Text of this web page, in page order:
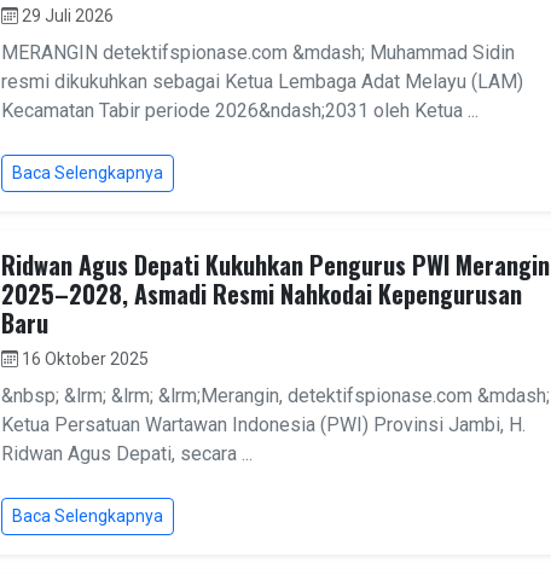
29 Juli 2026
MERANGIN detektifspionase.com &mdash; Muhammad Sidin
resmi dikukuhkan sebagai Ketua Lembaga Adat Melayu (LAM)
Kecamatan Tabir periode 2026&ndash;2031 oleh Ketua ...
Baca Selengkapnya
Ridwan Agus Depati Kukuhkan Pengurus PWI Merangin
2025–2028, Asmadi Resmi Nahkodai Kepengurusan
Baru
16 Oktober 2025
&nbsp; &lrm; &lrm; &lrm;Merangin, detektifspionase.com &mdash;
Ketua Persatuan Wartawan Indonesia (PWI) Provinsi Jambi, H.
Ridwan Agus Depati, secara ...
Baca Selengkapnya